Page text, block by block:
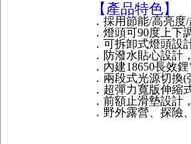
【產品特色】
．採用節能/高亮
．燈頭可90度上
．可拆卸式燈頭設
．防潑水貼心設計
．內建18650長效
．兩段式光源切換
．超彈力寬版伸縮
．前額止滑墊設計
．野外露營、探險